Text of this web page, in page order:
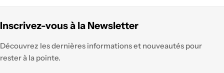
Inscrivez-vous à la Newsletter
Découvrez les dernières informations et nouveautés pour
rester à la pointe.